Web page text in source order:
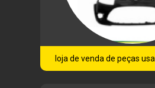
loja de venda de peças